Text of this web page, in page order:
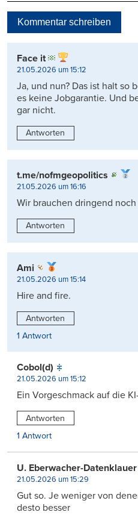
Kommentar schreiben
Face it
21.05.2026 um 15:12
Ja, und nun? Das ist halt so
es keine Jobgarantie. Und
gar nicht.
Antworten
t.me/nofmgeopolitics
21.05.2026 um 16:16
Wir brauchen dringend
Antworten
Ami
21.05.2026 um 15:14
Hire and fire.
Antworten
1 Antwort
Cobol(d)
21.05.2026 um 15:12
Ein Vorgeschmack auf die
Antworten
1 Antwort
U. Eberwacher-Datenklauer
21.05.2026 um 15:29
Gut so. Je weniger von
desto besser